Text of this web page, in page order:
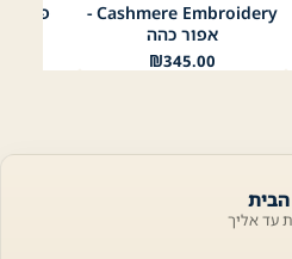
Cashmere Embroidery -
אפור כהה
₪345.00
עד אליך